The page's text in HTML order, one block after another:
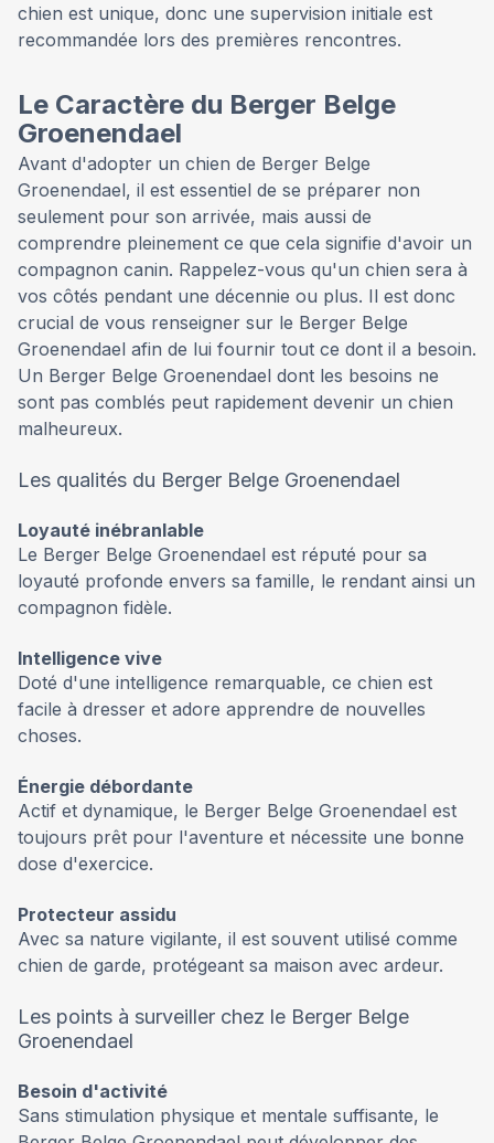
chien est unique, donc une supervision initiale est
recommandée lors des premières rencontres.
Le Caractère du Berger Belge
Groenendael
Avant d'adopter un chien de Berger Belge
Groenendael, il est essentiel de se préparer non
seulement pour son arrivée, mais aussi de
comprendre pleinement ce que cela signifie d'avoir un
compagnon canin. Rappelez-vous qu'un chien sera à
vos côtés pendant une décennie ou plus. Il est donc
crucial de vous renseigner sur le Berger Belge
Groenendael afin de lui fournir tout ce dont il a besoin.
Un Berger Belge Groenendael dont les besoins ne
sont pas comblés peut rapidement devenir un chien
malheureux.
Les qualités du Berger Belge Groenendael
Loyauté inébranlable
Le Berger Belge Groenendael est réputé pour sa
loyauté profonde envers sa famille, le rendant ainsi un
compagnon fidèle.
Intelligence vive
Doté d'une intelligence remarquable, ce chien est
facile à dresser et adore apprendre de nouvelles
choses.
Énergie débordante
Actif et dynamique, le Berger Belge Groenendael est
toujours prêt pour l'aventure et nécessite une bonne
dose d'exercice.
Protecteur assidu
Avec sa nature vigilante, il est souvent utilisé comme
chien de garde, protégeant sa maison avec ardeur.
Les points à surveiller chez le Berger Belge
Groenendael
Besoin d'activité
Sans stimulation physique et mentale suffisante, le